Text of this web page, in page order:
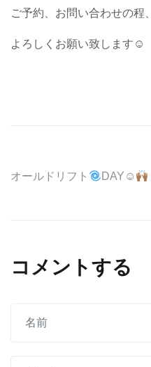
ご予約、お問い合わせの程、
よろしくお願い致します☺︎
投
ビ
ー
オールドリフト DAY☺︎
コメントする